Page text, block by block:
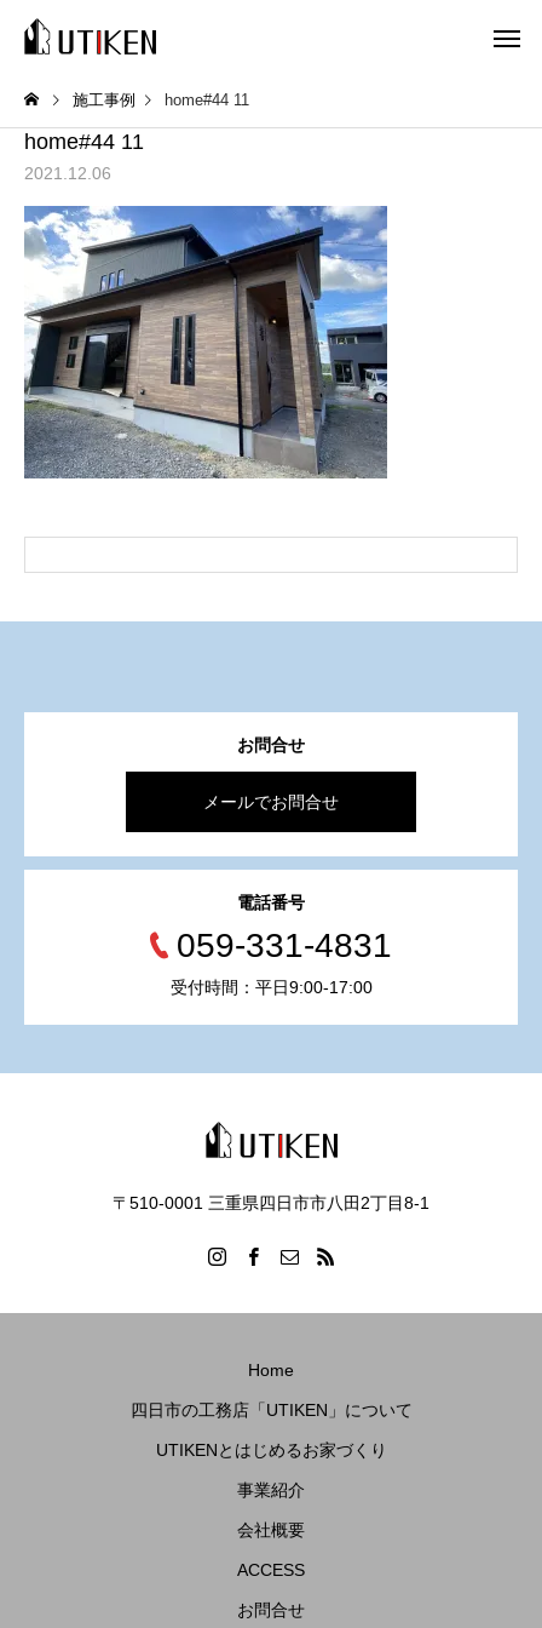
施工事例 home#44 11
home#44 11
2021.12.06
お問合せ
メールでお問合せ
電話番号
059-331-4831
受付時間：平日9:00-17:00
〒510-0001 三重県四日市市八田2丁目8‐1
Home
四日市の工務店「UTIKEN」について
UTIKENとはじめるお家づくり
事業紹介
会社概要
ACCESS
お問合せ